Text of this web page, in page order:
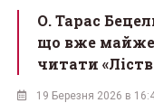
О. Тарас
що вже майже
читати
19 Березня 2026 в